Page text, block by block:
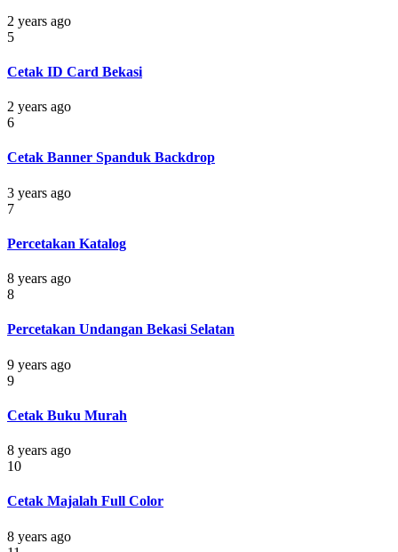
2 years ago
5
Cetak ID Card Bekasi
2 years ago
6
Cetak Banner Spanduk Backdrop
3 years ago
7
Percetakan Katalog
8 years ago
8
Percetakan Undangan Bekasi Selatan
9 years ago
9
Cetak Buku Murah
8 years ago
10
Cetak Majalah Full Color
8 years ago